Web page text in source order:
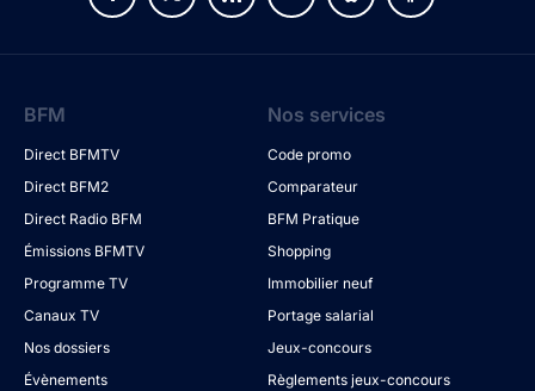
BFM
Direct BFMTV
Direct BFM2
Direct Radio BFM
Émissions BFMTV
Programme TV
Canaux TV
Nos dossiers
Évènements
Nos services
Code promo
Comparateur
BFM Pratique
Shopping
Immobilier neuf
Portage salarial
Jeux-concours
Règlements jeux-concours